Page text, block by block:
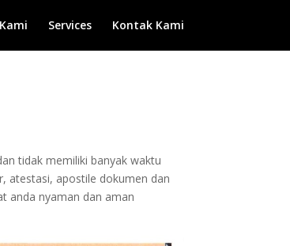
Services Kontak Kami
tidak memiliki banyak waktu
atestasi, apostile dokumen dan
anda nyaman dan aman